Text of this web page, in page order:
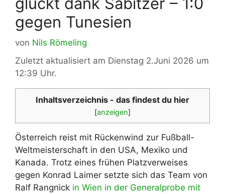
gegen Tunesien
von Nils Römeling
Zuletzt aktualisiert am Dienstag 2.Juni 2026 um
12:39 Uhr.
Inhaltsverzeichnis - das findest du hier
[anzeigen]
Österreich reist mit Rückenwind zur Fußball-
Weltmeisterschaft in den USA, Mexiko und
Kanada. Trotz eines frühen Platzverweises
gegen Konrad Laimer setzte sich das Team von
Ralf Rangnick in Wien in der Generalprobe mit